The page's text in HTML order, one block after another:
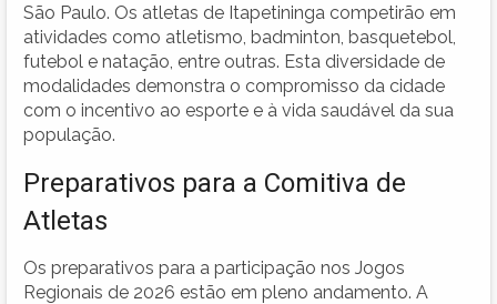
São Paulo. Os atletas de Itapetininga competirão em
atividades como atletismo, badminton, basquetebol,
futebol e natação, entre outras. Esta diversidade de
modalidades demonstra o compromisso da cidade
com o incentivo ao esporte e à vida saudável da sua
população.
Preparativos para a Comitiva de
Atletas
Os preparativos para a participação nos Jogos
Regionais de 2026 estão em pleno andamento. A